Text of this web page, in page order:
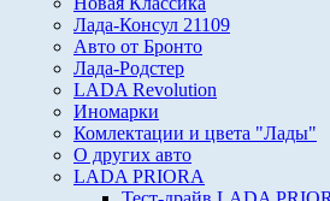
Лада-Консул 21109
Авто от Бронто
Лада-Родстер
LADA Revolution
Иномарки
Комлектации и цвета "Лады"
О других авто
LADA PRIORA